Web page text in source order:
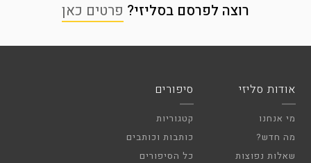
רוצה לפרסם בסליזי? פרטים כאן
אודות סליזי
מי אנחנו
מה חדש?
שאלות נפוצות
סיפורים
קטגוריות
כותבות וכותבים
כל הסיפורים